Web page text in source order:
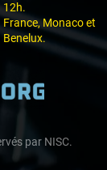
12h.
France, Monaco et
Benelux.
par NISC.